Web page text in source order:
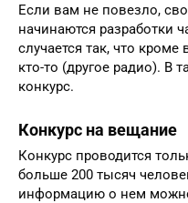
Если вам не повезло,
начинаются разработки
случается так, что кроме
кто-то (другое радио). В
конкурс.
Конкурс на вещание
Конкурс проводится
больше 200 тысяч
информацию о нем